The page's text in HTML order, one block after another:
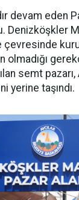
devam eden
Denizköşkler
çevresinde
olmadığı
semt
yerine taşındı.